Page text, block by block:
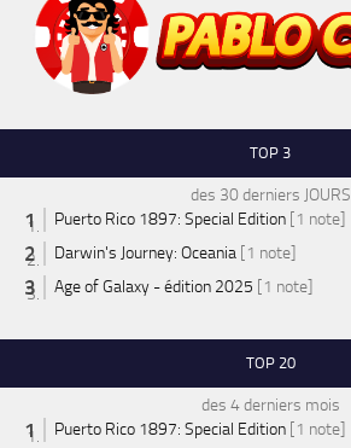
TOP 3
des 30 derniers JOURS
Puerto Rico 1897: Special Edition [1 note]
Darwin's Journey: Oceania [1 note]
Age of Galaxy - édition 2025 [1 note]
TOP 20
des 4 derniers mois
Puerto Rico 1897: Special Edition [1 note]